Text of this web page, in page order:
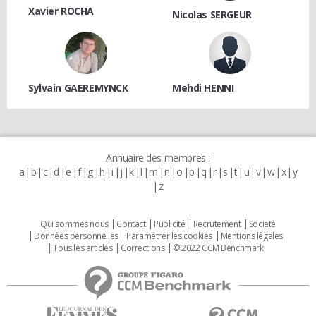
Xavier ROCHA Nicolas SERGEUR
Sylvain GAEREMYNCK Mehdi HENNI
Annuaire des membres :
a b c d e f g h i j k l m n o p q r s t u v w x y
z
Qui sommes nous Contact Publicité Recrutement
Societé
Données personnelles
Paramétrer les cookies
Mentions légales
Tous les articles
Corrections © 2022 CCM Benchmark